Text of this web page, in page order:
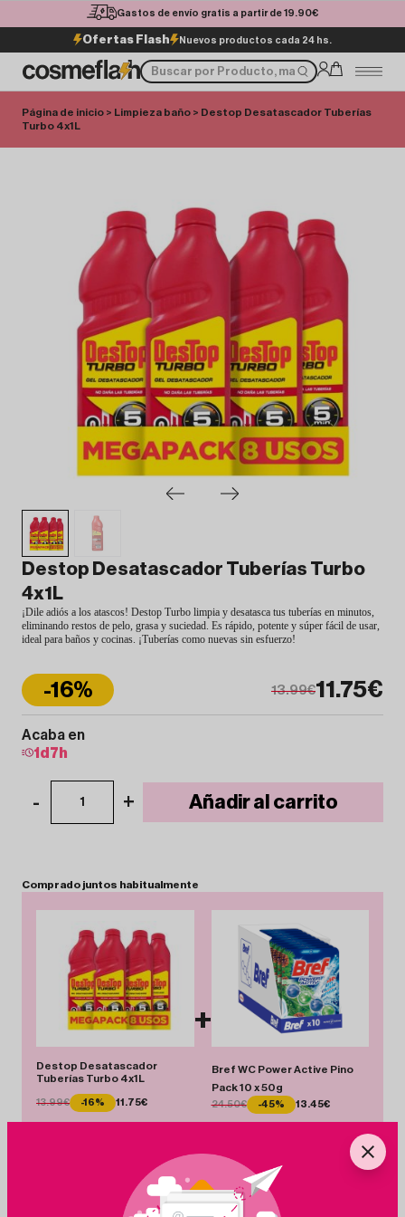
Gastos de envío gratis a partir de 19.90€
Ofertas Flash Nuevos productos cada 24 hs.
Página de inicio > Limpieza baño > Destop Desatascador Tuberías
Turbo 4x1L
Destop Desatascador Tuberías Turbo
4x1L
¡Dile adiós a los atascos! Destop Turbo limpia y desatasca tus tuberías en minutos,
eliminando restos de pelo, grasa y suciedad. Es rápido, potente y súper fácil de usar,
ideal para baños y cocinas. ¡Tuberías como nuevas sin esfuerzo!
11.75€
-16% 13.99€
Acaba en
1 d 7 h
- 1 + Añadir al carrito
Comprado juntos habitualmente
Destop Desatascador
Tuberías Turbo 4x1L
13.99€ -16% 11.75€
+
Bref WC Power Active Pino
Pack 10 x 50g
24.50€ -45% 13.45€
Total 25.20 € Añadir Pack